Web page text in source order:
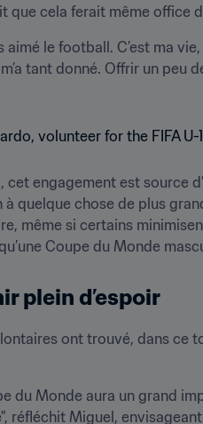
que cela ferait même office
aimé le football. C’est ma
tant donné. Offrir un peu
cet engagement est source
quelque chose de plus
même si certains
Coupe du Monde
plein d’espoir
ont trouvé, dans ce
du Monde aura un grand
réfléchit Miguel,